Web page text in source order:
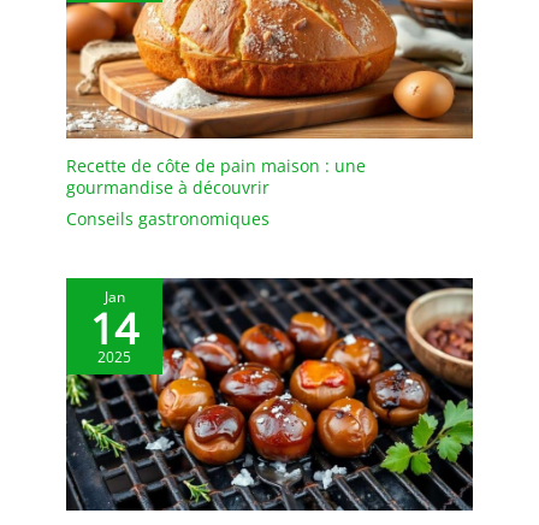
que du vin fait maison,
des spiritueux, du lait de
poule, de la bière, des
liqueurs, de l'huile
d'olive, du vinaigre, des
huiles, des spiritueux,
des jus, de la limonade et
bien plus encore.
bouteille verre 0.5l,
bouchon, bouteille rhum
arrangé vide, gourde
verre 500ml, petite fiole
en verre avec bouchon
Recette de côte de pain maison : une
gourmandise à découvrir
Conseils gastronomiques
Jan
14
2025